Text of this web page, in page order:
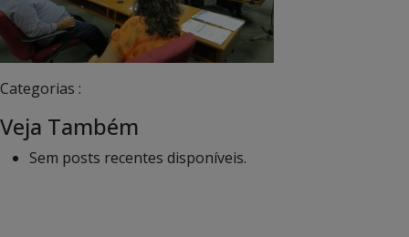
Categorias :
Veja Também
Sem posts recentes disponíveis.